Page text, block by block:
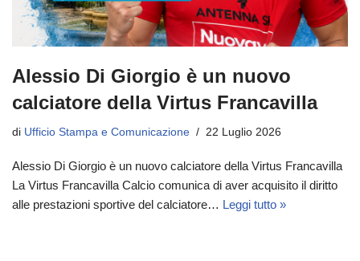
Alessio Di Giorgio è un nuovo
calciatore della Virtus Francavilla
di Ufficio Stampa e Comunicazione 22 Luglio 2026
Alessio Di Giorgio è un nuovo calciatore della Virtus Francavilla
La Virtus Francavilla Calcio comunica di aver acquisito il diritto
alle prestazioni sportive del calciatore… Leggi tutto »